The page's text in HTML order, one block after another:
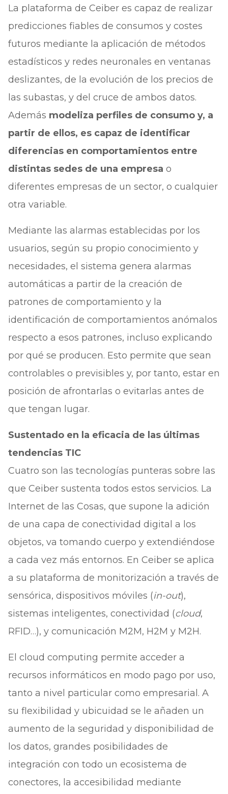
La plataforma de Ceiber es capaz de realizar
predicciones fiables de consumos y costes
futuros mediante la aplicación de métodos
estadísticos y redes neuronales en ventanas
deslizantes, de la evolución de los precios de
las subastas, y del cruce de ambos datos.
Además modeliza perfiles de consumo y, a
partir de ellos, es capaz de identificar
diferencias en comportamientos entre
distintas sedes de una empresa o
diferentes empresas de un sector, o cualquier
otra variable.
Mediante las alarmas establecidas por los
usuarios, según su propio conocimiento y
necesidades, el sistema genera alarmas
automáticas a partir de la creación de
patrones de comportamiento y la
identificación de comportamientos anómalos
respecto a esos patrones, incluso explicando
por qué se producen. Esto permite que sean
controlables o previsibles y, por tanto, estar en
posición de afrontarlas o evitarlas antes de
que tengan lugar.
Sustentado en la eficacia de las últimas
tendencias TIC
Cuatro son las tecnologías punteras sobre las
que Ceiber sustenta todos estos servicios. La
Internet de las Cosas, que supone la adición
de una capa de conectividad digital a los
objetos, va tomando cuerpo y extendiéndose
a cada vez más entornos. En Ceiber se aplica
a su plataforma de monitorización a través de
sensórica, dispositivos móviles (in-out),
sistemas inteligentes, conectividad (cloud,
RFID…), y comunicación M2M, H2M y M2H.
El cloud computing permite acceder a
recursos informáticos en modo pago por uso,
tanto a nivel particular como empresarial. A
su flexibilidad y ubicuidad se le añaden un
aumento de la seguridad y disponibilidad de
los datos, grandes posibilidades de
integración con todo un ecosistema de
conectores, la accesibilidad mediante